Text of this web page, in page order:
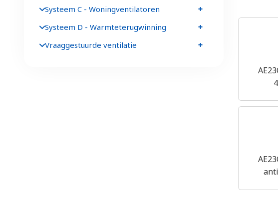
Systeem C - Woningventilatoren
Systeem D - Warmteterugwinning
Vraaggestuurde ventilatie